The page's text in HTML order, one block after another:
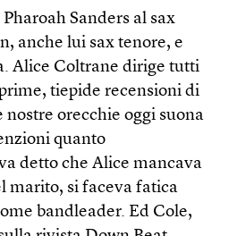
Sanders al sax
anche lui sax tenore, e
Alice Coltrane dirige tutti
tiepide recensioni di
orecchie oggi suona
quanto
detto che Alice mancava
marito, si faceva fatica
bandleader. Ed Cole,